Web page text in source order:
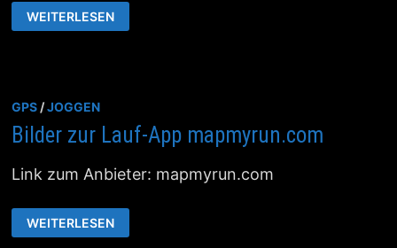
RUNTASTIC
ZUM
AUSWERTEN
WEITERLESEN
GPS /JOGGEN
Bilder zur Lauf-App mapmyrun.com
Link zum Anbieter: mapmyrun.com
BILDER
ZUR
LAUF-
WEITERLESEN